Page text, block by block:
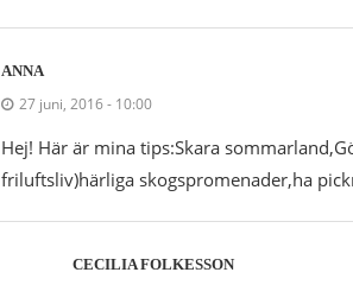
ANNA
27 juni, 2016 - 10:00
Hej! Här är mina tips:Skara
friluftsliv)härliga skogspromenader,ha
CECILIA FOLKESSON